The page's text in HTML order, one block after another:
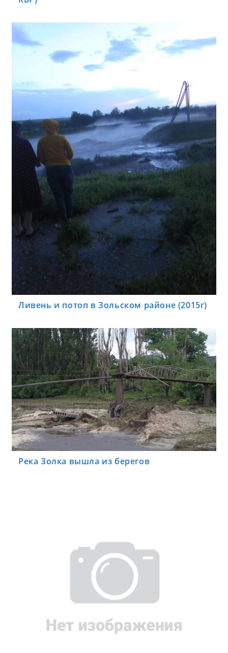
Ливень и потоп в Зольском районе (2015г)
Река Золка вышла из берегов